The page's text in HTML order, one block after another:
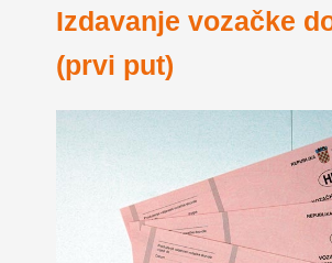
Izdavanje vozačke
(prvi put)